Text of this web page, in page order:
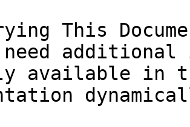
This
available in